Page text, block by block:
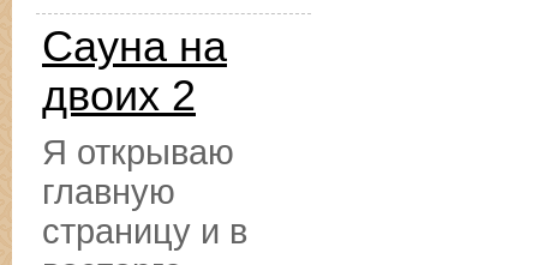
Сауна на
двоих 2
Я открываю
главную
страницу и в